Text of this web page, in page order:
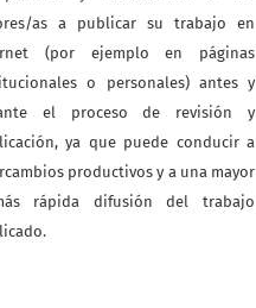
as a publicar su trabajo en
(por ejemplo en páginas
o personales) antes y
el proceso de revisión y
ya que puede conducir a
productivos y a una mayor
rápida difusión del trabajo